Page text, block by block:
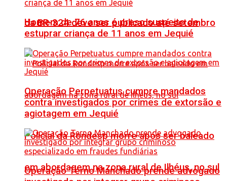
da BR-324 deve ser publicado até setembro
Policial da Rondesp morre após ser baleado
em abordagem na zona rural de Ilhéus, no sul
Homem de 76 anos é preso suspeito de
estuprar criança de 11 anos em Jequié
Operação Perpetuatus cumpre mandados
contra investigados por crimes de extorsão e
agiotagem em Jequié
Operação Terno Manchado prende advogado